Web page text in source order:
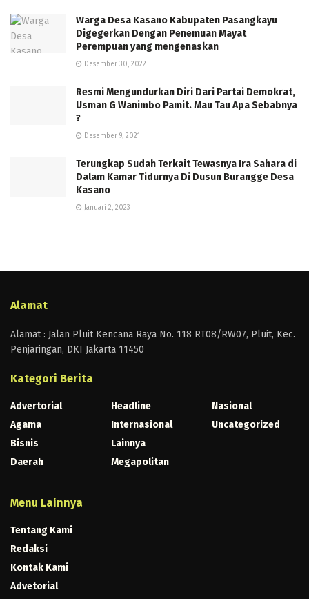
Warga Desa Kasano Kabupaten Pasangkayu
Digegerkan Dengan Penemuan Mayat
Perempuan yang mengenaskan
Desember 30, 2022
Resmi Mengundurkan Diri Dari Partai Demokrat,
Usman G Wanimbo Pamit. Mau Tau Apa Sebabnya
?
Desember 9, 2021
Terungkap Sudah Terkait Tewasnya Ira Sahara di
Dalam Kamar Tidurnya Di Dusun Burangge Desa
Kasano
Januari 2, 2023
Alamat
Alamat : Jalan Pluit Kencana Raya No. 118 RT08/RW07, Pluit, Kec.
Penjaringan, DKI Jakarta 11450
Kategori Berita
Advertorial
Agama
Bisnis
Daerah
Headline
Internasional
Lainnya
Megapolitan
Nasional
Uncategorized
Menu Lainnya
Tentang Kami
Redaksi
Kontak Kami
Advetorial